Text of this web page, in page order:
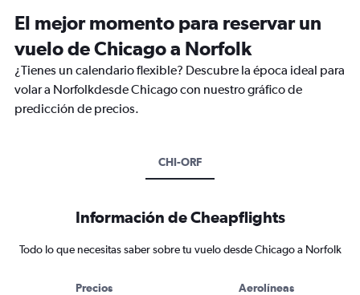
El mejor momento para reservar un
vuelo de Chicago a Norfolk
¿Tienes un calendario flexible? Descubre la época ideal para
volar a Norfolkdesde Chicago con nuestro gráfico de
predicción de precios.
CHI-ORF
Información de Cheapflights
Todo lo que necesitas saber sobre tu vuelo desde Chicago a Norfolk
Precios Aerolíneas